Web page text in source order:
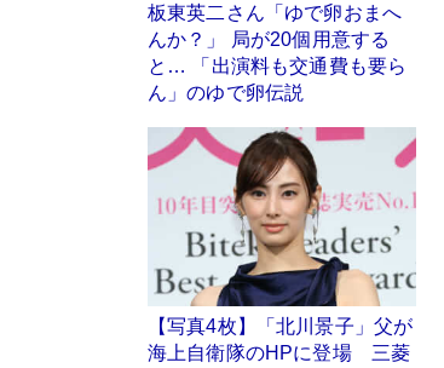
板東英二さん「ゆで卵おまへ
んか？」 局が20個用意する
と… 「出演料も交通費も要ら
ん」のゆで卵伝説
【写真4枚】「北川景子」父が
海上自衛隊のHPに登場 三菱